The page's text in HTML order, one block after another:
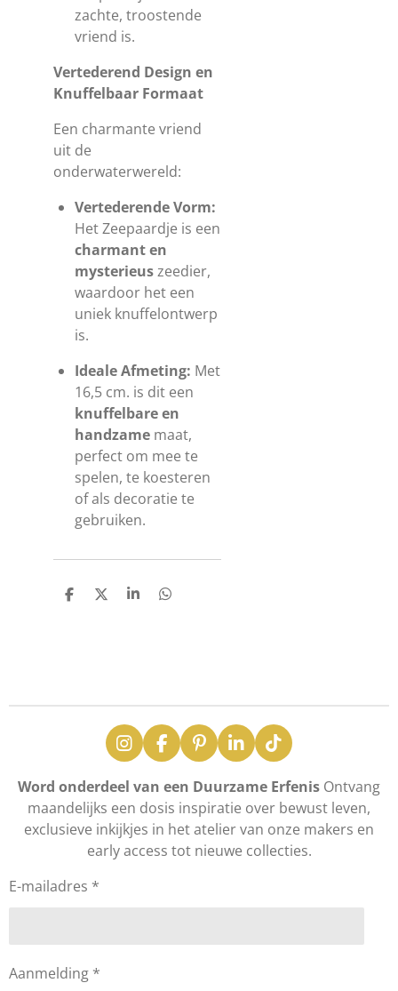
zachte, troostende
vriend is.
Vertederend Design en
Knuffelbaar Formaat
Een charmante vriend
uit de
onderwaterwereld:
Vertederende Vorm:
Het Zeepaardje is een
charmant en
mysterieuszeedier,
waardoor het een
uniek knuffelontwerp
is.
Ideale Afmeting: Met
16,5 cm. is dit een
knuffelbare en
handzame maat,
perfect om mee te
spelen, te koesteren
of als decoratie te
gebruiken.
D
D
S
D
I
n
s
a
g
r
F
a
c
e
b
o
o
P
i
n
e
r
e
L
i
n
e
d
I
T
i
k
T
o
k
Word onderdeel van een Duurzame Erfenis Ontvang
maandelijks een dosis inspiratie over bewust leven,
exclusieve inkijkjes in het atelier van onze makers en
early access tot nieuwe collecties.
E-mailadres *
Aanmelding *